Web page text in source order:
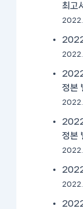
최고
정본
정본